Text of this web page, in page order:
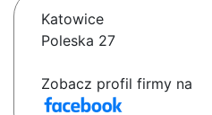
Katowice
Poleska 27
Zobacz profil firmy na